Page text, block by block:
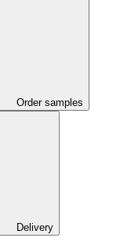
Order samples
Delivery